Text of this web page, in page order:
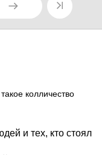
колличество
и тех, кто стоял